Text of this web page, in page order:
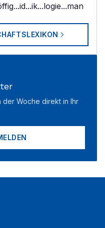
...id...ik...logie...man
der Woche direkt in Ihr